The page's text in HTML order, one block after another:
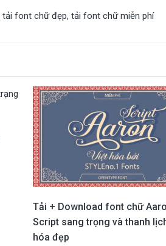
tải font chữ đẹp, tải font chữ miễn phí
Tải + Download font chữ
Script sang trọng và thanh
hóa đẹp